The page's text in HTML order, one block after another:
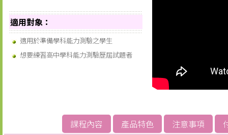
適用對象：
適用於準備學科能力測驗之學生
想要練習高中學科能力測驗歷屆試題者
課程內容 產品特色 注意事項